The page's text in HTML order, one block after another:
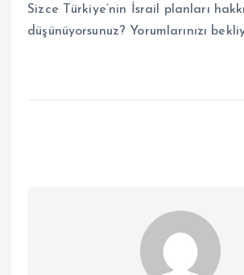
Sizce Türkiye’nin İsrail planları
düşünüyorsunuz? Yorumlarınızı